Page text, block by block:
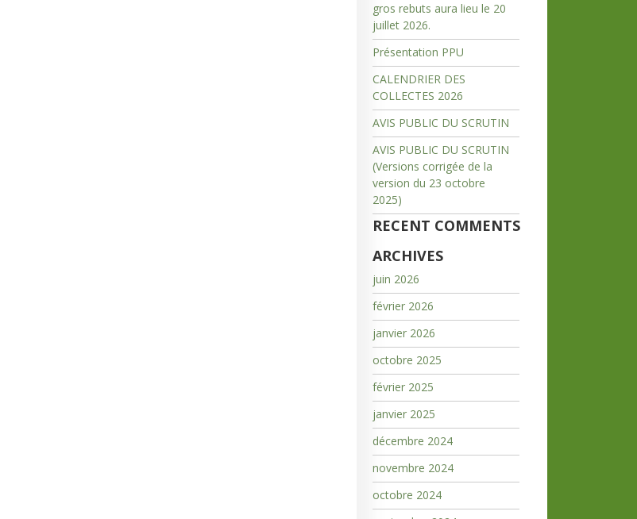
gros rebuts aura lieu le 20
juillet 2026.
Présentation PPU
CALENDRIER DES
COLLECTES 2026
AVIS PUBLIC DU SCRUTIN
AVIS PUBLIC DU SCRUTIN
(Versions corrigée de la
version du 23 octobre
2025)
RECENT COMMENTS
ARCHIVES
juin 2026
février 2026
janvier 2026
octobre 2025
février 2025
janvier 2025
décembre 2024
novembre 2024
octobre 2024